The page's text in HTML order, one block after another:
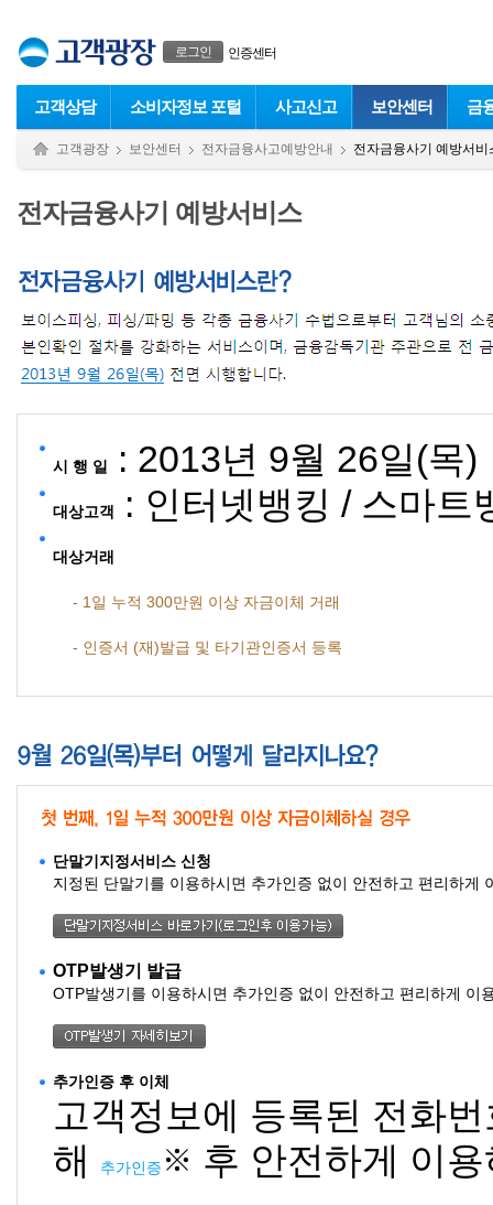
로그인 인증센터
고객상담 소비자정보 포털 사고신고 보안센터 금
고객광장 보안센터 전자금융사고예방안내 전자금융사기 예방서비
전자금융사기 예방서비스
시 행 일 : 2013년 9월 26일(목)
대상고객 : 인터넷뱅킹 / 스마트
대상거래
- 1일 누적 300만원 이상 자금이체 거래
- 인증서 (재)발급 및 타기관인증서 등록
단말기지정서비스 신청
지정된 단말기를 이용하시면 추가인증 없이 안전하고 편리하게
OTP발생기 발급
OTP발생기를 이용하시면 추가인증 없이 안전하고 편리하게 이
추가인증 후 이체
고객정보에 등록된 전화
해
추가인증 ※ 후 안전하게 이